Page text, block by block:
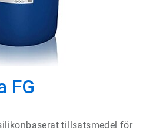
FG
tillsatsmedel för